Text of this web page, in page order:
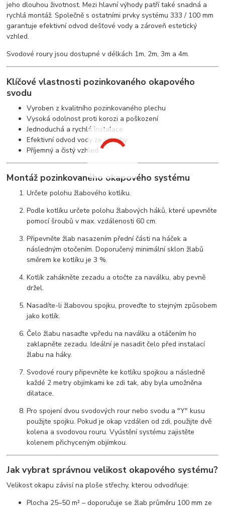
jeho dlouhou životnost. Mezi hlavní výhody patří také snadná a
rychlá montáž. Společně s ostatními prvky systému 333 / 100 mm
garantuje efektivní odvod dešťové vody a zároveň estetický
vzhled.
Svodové roury jsou dostupné v délkách 1m, 2m, 3m a 4m.
Klíčové vlastnosti pozinkovaného okapového
svodu
Vyroben z kvalitního pozinkovaného plechu
Vysoká odolnost proti korozi a poškození
Jednoduchá a rychlá instalace
Efektivní odvod vody ze střechy
Příjemný a čistý vzhled
Montáž pozinkovaného okapového systému
Určete polohu žlabového kotlíku.
Podle kotlíku určete polohu žlabových háků, které upevněte
pomocí šroubů v max. vzdálenosti 60 cm.
Připevněte žlab nasazením přední části na háček a
následným otočením. Doporučený minimální sklon žlabů
směrem ke kotlíku je 3 %.
Kotlík zahákněte zezadu a otočte za naválku, aby pevně
držel.
Nasadíte-li žlabovou spojku, proveďte to stejným způsobem
jako kotlík.
Čelo žlabu nasaďte vpředu na naválku a otáčením ho
zaklapněte zezadu. Ideální je nasadit čelo před instalací
žlabu na háky.
Svodové roury připevněte ke kotlíku spojkou a následně
každé 2 metry objímkami ke zdi tak, aby byla umožněna
dilatace.
Pro spojení dvou svodových rour nebo svodu a "Y" kusu
použijte spojku. Pokud je okap vzdálen od zdi, použijte dvě
kolena a svodovou rouru. Vyústění systému zajistěte
kolenem přichyceným objímkou.
Jak vybrat správnou velikost okapového systému?
Velikost okapu závisí na ploše střechy, kterou odvodňuje:
Plocha 25–50 m² – doporučuje se žlab průměru 100 mm ze